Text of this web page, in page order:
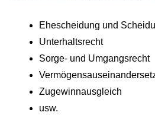
Ehescheidung und
Unterhaltsrecht
Sorge- und Umgangsrecht
Zugewinnausgleich
usw.